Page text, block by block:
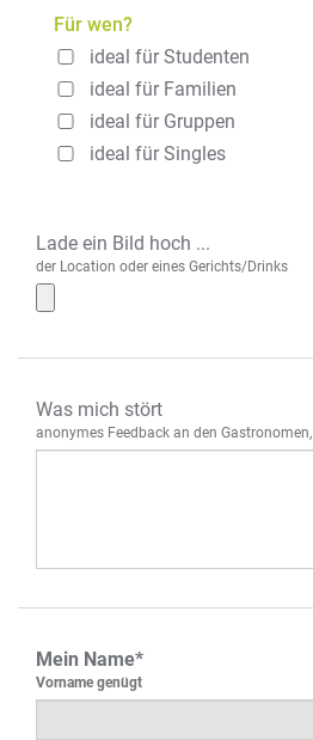
Für wen?
ideal für Studenten
ideal für Familien
ideal für Gruppen
ideal für Singles
Lade ein Bild hoch ...
der Location oder eines Gerichts/Drinks
Was mich stört
anonymes Feedback an den
Mein Name*
Vorname genügt